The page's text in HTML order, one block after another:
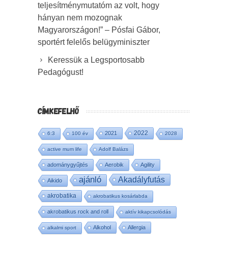
teljesítménymutatóm az volt, hogy
hányan nem mozognak
Magyarországon!” – Pósfai Gábor,
sportért felelős belügyminiszter
Keressük a Legsportosabb
Pedagógust!
CÍMKEFELHŐ
6:3 100 év 2021 2022 2028
active mum life Adolf Balázs
adománygyűjtés Aerobik Agility
Aikido ajánló Akadályfutás
akrobatika akrobatikus kosárlabda
akrobatikus rock and roll aktív kikapcsolódás
alkalmi sport Alkohol Allergia